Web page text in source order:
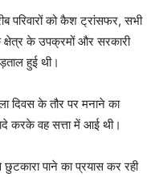
परिवारों को कैश ट्रांसफर, सभी
क्षेत्र के उपक्रमों और सरकारी
हुई थी।
दिवस के तौर पर मनाने का
करके वह सत्ता में आई थी।
पाने का प्रयास कर रही